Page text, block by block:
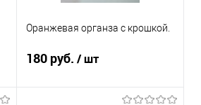
Оранжевая органза с крошкой.
180 руб./ шт